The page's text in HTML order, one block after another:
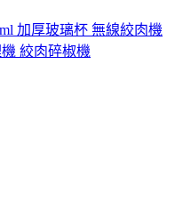
加厚玻璃杯 無線絞肉機
絞肉碎椒機